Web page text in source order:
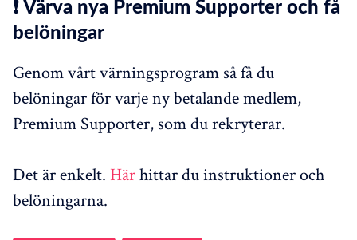
❗ Värva nya Premium Supporter och få
belöningar
Genom vårt värningsprogram så få du
belöningar för varje ny betalande medlem,
Premium Supporter, som du rekryterar.
Det är enkelt. Härhittar du instruktioner och
belöningarna.